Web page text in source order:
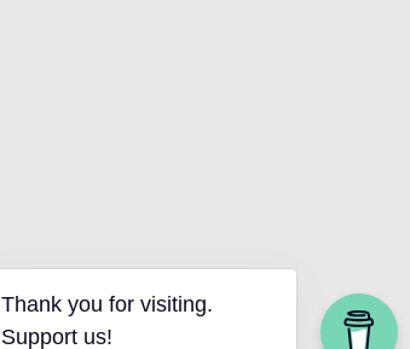
Thank you for visiting.
Support us!